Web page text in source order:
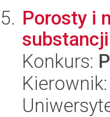
Porosty i
Konkurs: